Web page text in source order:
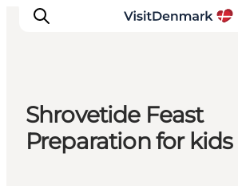
Inspirations
Destinations
Shrovetide Feast
Preparation for kids